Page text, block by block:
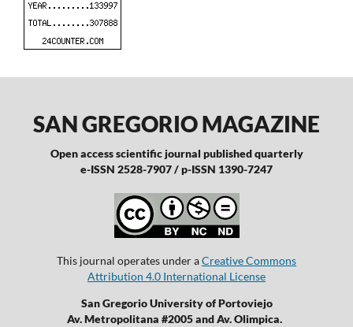
SAN GREGORIO MAGAZINE
Open access scientific journal published quarterly
e-ISSN 2528-7907 / p-ISSN 1390-7247
This journal operates under aCreative Commons
Attribution 4.0 International License
San Gregorio University of Portoviejo
Av. Metropolitana #2005 and Av. Olimpica.